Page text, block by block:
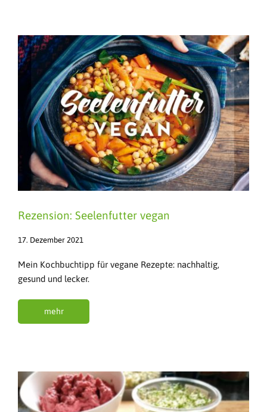
Rezension: Seelenfutter vegan
17. Dezember 2021
Mein Kochbuchtipp für vegane Rezepte: nachhaltig,
gesund und lecker.
mehr